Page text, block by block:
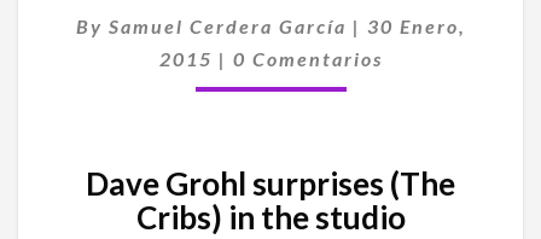
EN
EL
ESTUDIO
By Samuel Cerdera García | 30 Enero,
2015 | Comentarios
0 Comentarios
Dave Grohl surprises (The
Cribs) in the studio